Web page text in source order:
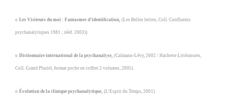
o Les Visiteurs du moi : Fantasmes d’identification, (Les Belles lettres, Coll. Confluents
psychanalytiques 1981 ; rééd. 2003))
o Dictionnaire international de la psychanalyse, (Calmann-Lévy, 2002 / Hachette Littératures,
Coll. Grand Pluriel, format poche en coffret 2 volumes, 2005)
o Évolution de la clinique psychanalytique, (L’Esprit du Temps, 2001)